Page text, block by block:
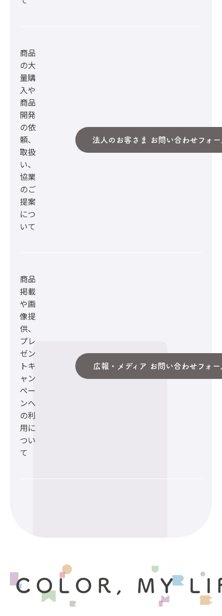
商品
の大
量購
入や
商品
開発
の依
頼、
取扱
い、
協業
のご
提案
につ
いて
法人のお客さま お問い合わせフォー
商品
掲載
や画
像提
供、
プレ
ゼン
トキ
ャン
ペー
ンへ
の利
用に
つい
て
広報・メディア お問い合わせフォー
COLOR, MY